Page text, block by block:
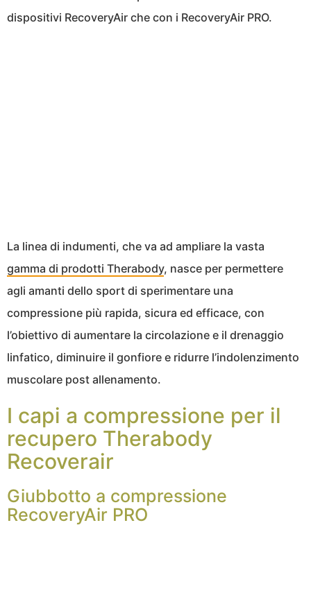
dispositivi RecoveryAir che con i RecoveryAir PRO.
La linea di indumenti, che va ad ampliare la vasta
gamma di prodotti Therabody, nasce per permettere
agli amanti dello sport di sperimentare una
compressione più rapida, sicura ed efficace, con
l’obiettivo di aumentare la circolazione e il drenaggio
linfatico, diminuire il gonfiore e ridurre l’indolenzimento
muscolare post allenamento.
I capi a compressione per il
recupero Therabody
Recoverair
Giubbotto a compressione
RecoveryAir PRO